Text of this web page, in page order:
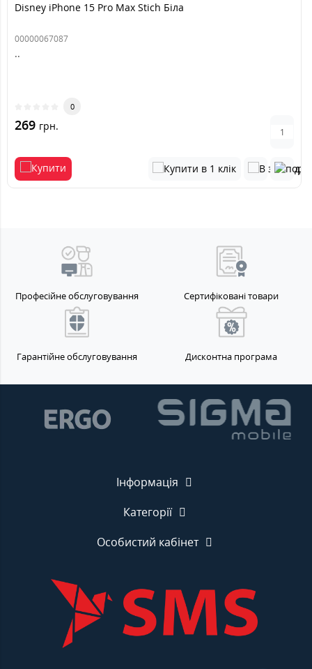
Disney iPhone 15 Pro Max Stich Біла
00000067087
..
0
269 грн.
Професійне обслуговування Сертифіковані товари
Гарантійне обслуговування Дисконтна програма
Інформація
Категорії
Особистий кабінет